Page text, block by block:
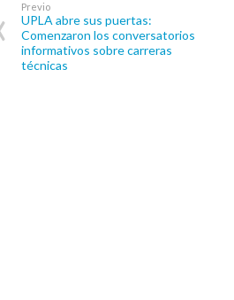
Previo
UPLA abre sus puertas:
Comenzaron los conversatorios
informativos sobre carreras
técnicas